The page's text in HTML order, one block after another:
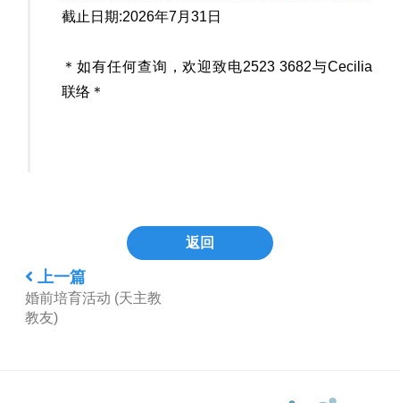
截止日期:2026年7月31日
＊如有任何查询，欢迎致电2523 3682与Cecilia
联络＊
上一篇
婚前培育活动 (天主教
教友)
返回